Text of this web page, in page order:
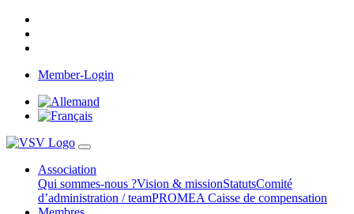
Member-Login
Association
Qui sommes-nous ?Vision & missionStatutsComité
d’administration / teamPROMEA Caisse de compensation